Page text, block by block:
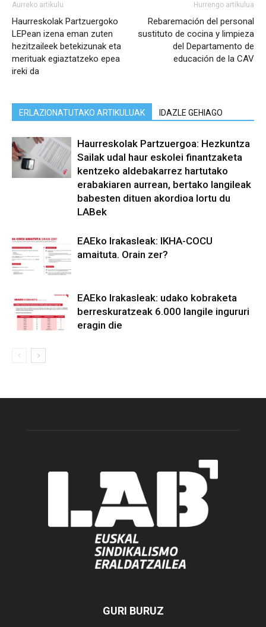
Aurreko artikulu
Haurreskolak Partzuergoko
LEPean izena eman zuten
hezitzaileek betekizunak eta
merituak egiaztatzeko epea
ireki da
Hurrengo artikulua
Rebaremación del personal
sustituto de cocina y limpieza
del Departamento de
educación de la CAV
ERLAZIONATUTAKO ARTIKULUAK IDAZLE GEHIAGO
Haurreskolak Partzuergoa: Hezkuntza
Sailak udal haur eskolei finantzaketa
kentzeko aldebakarrez hartutako
erabakiaren aurrean, bertako langileak
babesten dituen akordioa lortu du
LABek
EAEko Irakasleak: IKHA-COCU
amaituta. Orain zer?
EAEko Irakasleak: udako kobraketa
berreskuratzeak 6.000 langile ingururi
eragin die
GURI BURUZ